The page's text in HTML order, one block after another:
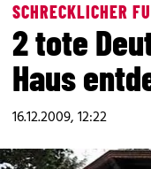
SCHRECKLICHER
2 tote
Haus
16.12.2009, 12:22